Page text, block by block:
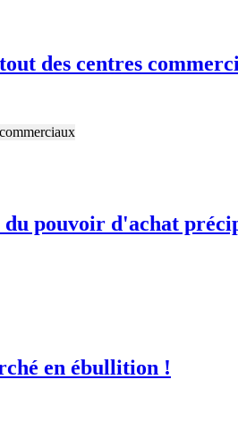
des centres
du pouvoir d'achat
en ébullition !